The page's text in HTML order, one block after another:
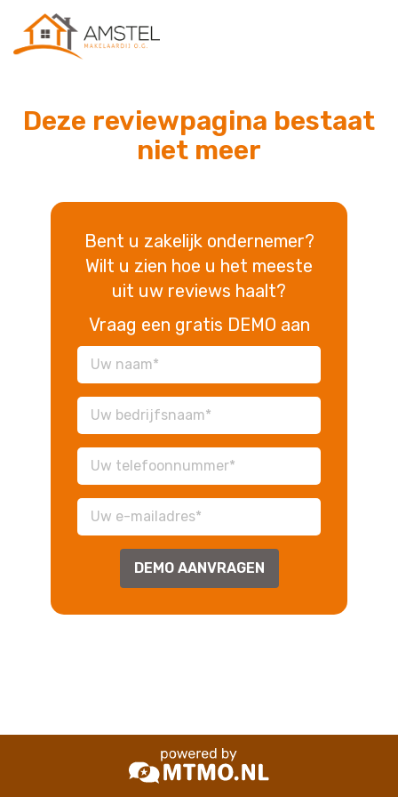
Deze reviewpagina bestaat
niet meer
Bent u zakelijk ondernemer?
Wilt u zien hoe u het meeste
uit uw reviews haalt?
Vraag een gratis DEMO aan